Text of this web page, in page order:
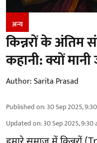
अन्य
किन्नरों के अंतिम
कहानी: क्यों
Author:Sarita Prasad
Published on:30 Sep 2025,
Updated on:30 Sep 2025, 9:30